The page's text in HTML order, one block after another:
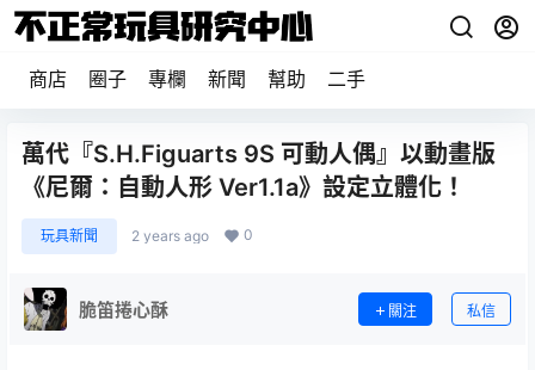
商店 圈子 專欄 新聞 幫助 二手
萬代『S.H.Figuarts 9S 可動人偶』以動畫版
《尼爾：自動人形 Ver1.1a》設定立體化！
玩具新聞 2 years ago 0
脆笛捲心酥 關注 私信